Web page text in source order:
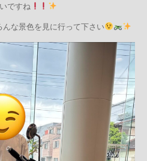
ですね
んな景色を見に行って下さい